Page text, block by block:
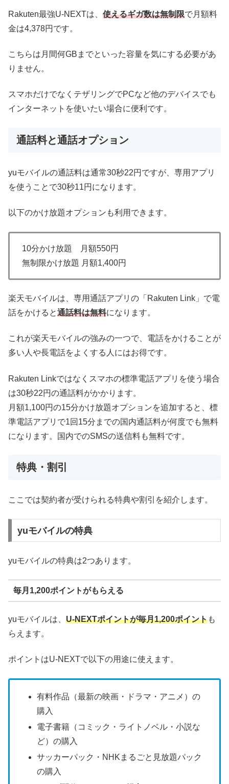
Rakuten最強U-NEXTは、 使えるギガ数は無制限で月額料
金は4,378円です。
こちらは月間何GBまでといった容量を気にする必要があ
りません。
スマホだけでなくテザリングでPCなど他のデバイスでも
インターネットを使いたい場合に便利です。
通話料と通話オプション
yuモバイルの通話料は通常30秒22円ですが、専用アプリ
を使うことで30秒11円になります。
以下のかけ放題オプションも利用できます。
10分かけ放題 月額550円
無制限かけ放題 月額1,400円
楽天モバイルは、専用通話アプリの「Rakuten Link」で電
話をかけると通話料は無料になります。
これが楽天モバイルの強みの一つで、電話をかけることが
多い人や長電話をよくする人にはお得です。
Rakuten Linkではなくスマホの標準電話アプリを使う場合
は30秒22円の通話料がかかります。
月額1,100円の15分かけ放題オプションを追加すると、標
準電話アプリで1回15分までの国内通話料が何度でも無料
になります。国内でのSMSの送信料も無料です。
特典・割引
ここでは契約者が受けられる特典や割引を紹介します。
yuモバイルの特典
yuモバイルの特典は2つあります。
毎月1,200ポイントがもらえる
yuモバイルは、 U-NEXTポイントが毎月1,200ポイントも
らえます。
ポイントはU-NEXTで以下の用途に使えます。
有料作品（最新の映画・ドラマ・アニメ）の
購入
電子書籍（コミック・ライトノベル・小説な
ど）の購入
サッカーパック・NHKまるごと見放題パック
の購入